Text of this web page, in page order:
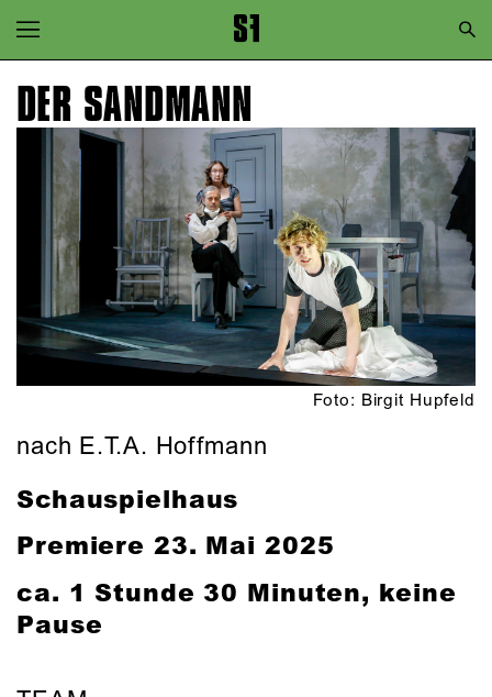
Zur Hauptnavigation springen
Zum Hauptinhalt springen
Zum Footer springen
DER SANDMANN
Foto: Birgit Hupfeld
nach E.T.A. Hoffmann
Schauspielhaus
Premiere 23. Mai 2025
ca. 1 Stunde 30 Minuten, keine
Pause